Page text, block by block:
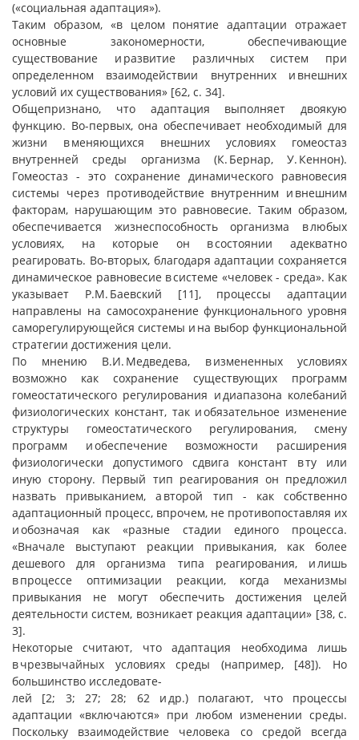
(«социальная адаптация»).
Таким образом, «в целом понятие адаптации отражает
основные закономерности, обеспечивающие
существование и развитие различных систем при
определенном взаимодействии внутренних и внешних
условий их существования» [62, с. 34].
Общепризнано, что адаптация выполняет двоякую
функцию. Во-первых, она обеспечивает необходимый для
жизни в меняющихся внешних условиях гомеостаз
внутренней среды организма (К. Бернар, У. Кеннон).
Гомеостаз - это сохранение динамического равновесия
системы через противодействие внутренним и внешним
факторам, нарушающим это равновесие. Таким образом,
обеспечивается жизнеспособность организма в любых
условиях, на которые он в состоянии адекватно
реагировать. Во-вторых, благодаря адаптации сохраняется
динамическое равновесие в системе «человек - среда». Как
указывает Р.М. Баевский [11], процессы адаптации
направлены на самосохранение функционального уровня
саморегулирующейся системы и на выбор функциональной
стратегии достижения цели.
По мнению В.И. Медведева, в измененных условиях
возможно как сохранение существующих программ
гомеостатического регулирования и диапазона колебаний
физиологических констант, так и обязательное изменение
структуры гомеостатического регулирования, смену
программ и обеспечение возможности расширения
физиологически допустимого сдвига констант в ту или
иную сторону. Первый тип реагирования он предложил
назвать привыканием, а второй тип - как собственно
адаптационный процесс, впрочем, не противопоставляя их
и обозначая как «разные стадии единого процесса.
«Вначале выступают реакции привыкания, как более
дешевого для организма типа реагирования, и лишь
в процессе оптимизации реакции, когда механизмы
привыкания не могут обеспечить достижения целей
деятельности систем, возникает реакция адаптации» [38, с.
3].
Некоторые считают, что адаптация необходима лишь
в чрезвычайных условиях среды (например, [48]). Но
большинство исследовате-
лей [2; 3; 27; 28; 62 и др.) полагают, что процессы
адаптации «включаются» при любом изменении среды.
Поскольку взаимодействие человека со средой всегда